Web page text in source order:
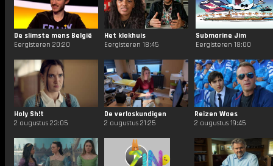
De slimste mens België
Eergisteren 20:20
Het klokhuis
Eergisteren 18:45
Submarine Jim
Eergisteren 18:00
Holy Sh!t
2 augustus 23:05
De verloskundigen
2 augustus 21:25
Reizen Waes
2 augustus 19:45